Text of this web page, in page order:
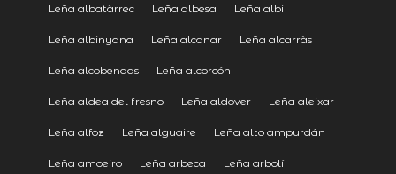
Leña albatàrrec Leña albesa Leña albi
Leña albinyana Leña alcanar Leña alcarràs
Leña alcobendas Leña alcorcón
Leña aldea del fresno Leña aldover Leña aleixar
Leña alfoz Leña alguaire Leña alto ampurdán
Leña amoeiro Leña arbeca Leña arbolí